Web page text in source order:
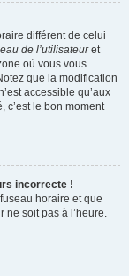
différent de celui
de l’utilisateuret
où vous vous
que la modification
accessible qu’aux
c’est le bon moment
incorrecte !
horaire et que
ne soit pas à l’heure.